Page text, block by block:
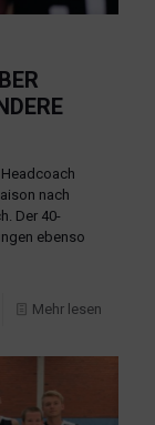
nach
Der 40-
ebenso
Mehr lesen